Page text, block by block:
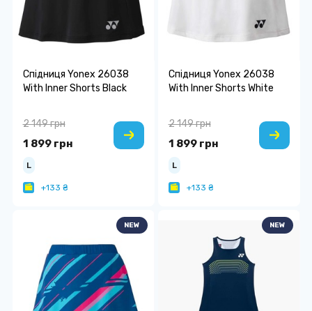
Спідниця Yonex 26038
With Inner Shorts Black
1 899 грн
2 149 грн
L
+133 ₴
Спідниця Yonex 26038
With Inner Shorts White
1 899 грн
2 149 грн
L
+133 ₴
NEW NEW